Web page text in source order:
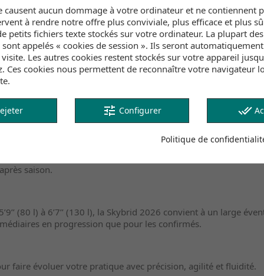
étape dans l’évolution de notre planche de
une efficacité exceptionnelles dans toutes les
ou le Foil Assist, cette planche s’adapte
avec aisance et décolle en douceur, pour une navigation
et ses rails retravaillés renforcent sa stabilité et sa
un contrôle direct et une précision optimale. Les multiples
complète selon votre style, tandis que la construction
saison.
(80 l) à 6’7’’ (130 l), la Skybrid 2026 convient à un large
en progression que pour les confirmés.
faire évoluer votre pratique avec précision, agilité et fluidité.
causent aucun dommage à votre ordinateur et ne contiennent
à rendre notre offre plus conviviale, plus efficace et plus
petits fichiers texte stockés sur votre ordinateur. La plupart
appelés « cookies de session ». Ils seront
Les autres cookies restent stockés sur votre appareil
Ces cookies nous permettent de reconnaître votre navigateur
tune Configurer done_all
Politique de